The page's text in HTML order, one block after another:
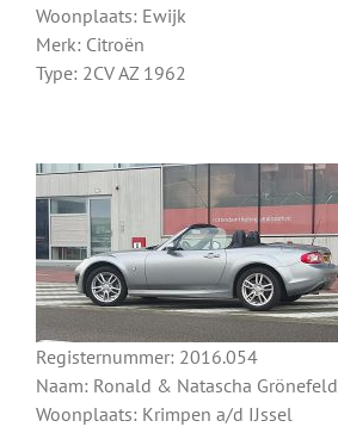
Woonplaats: Ewijk
Merk: Citroën
Type: 2CV AZ 1962
Registernummer: 2016.054
Naam: Ronald & Natascha Grönefeld
Woonplaats: Krimpen a/d IJssel